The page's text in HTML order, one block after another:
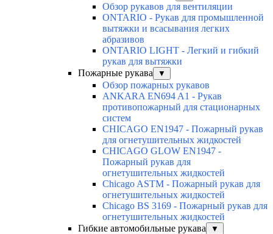
Обзор рукавов для вентиляции
ONTARIO - Рукав для промышленной
вытяжки и всасывания легких
абразивов
ONTARIO LIGHT - Легкий и гибкий
рукав для вытяжки
Пожарные рукава
▼
Обзор пожарных рукавов
ANKARA EN694 A1 - Рукав
противопожарный для стационарных
систем
CHICAGO EN1947 - Пожарный рукав
для огнетушительных жидкостей
CHICAGO GLOW EN1947 -
Пожарный рукав для
огнетушительных жидкостей
Chicago ASTM - Пожарный рукав для
огнетушительных жидкостей
Chicago BS 3169 - Пожарный рукав для
огнетушительных жидкостей
Гибкие автомобильные рукава
▼